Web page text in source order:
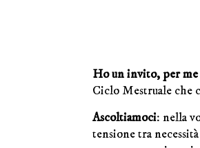
Ho un invito, per me
Ciclo Mestruale che
Ascoltiamoci: nella
tensione tra